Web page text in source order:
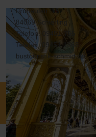
Frühaufstr. 15
84069 Schierling
Telefon: 09451 755
Telefax: 09451 1868
bustouristik-schmid.de
© Bustouristik Reisebüro
net@talk, Realized by